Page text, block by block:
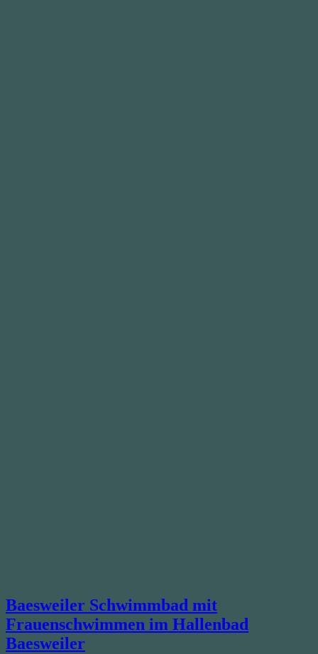
Baesweiler Schwimmbad mit
Frauenschwimmen im Hallenbad
Baesweiler